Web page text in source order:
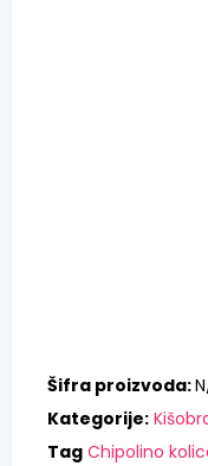
Šifra proizvoda:
Kategorije:
Tag Chipolino